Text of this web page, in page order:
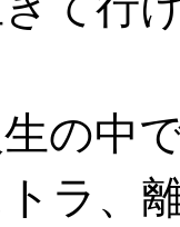
の中
ラ、